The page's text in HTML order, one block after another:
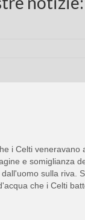
i Celti veneravano
e somiglianza
sulla riva.
che i Celti